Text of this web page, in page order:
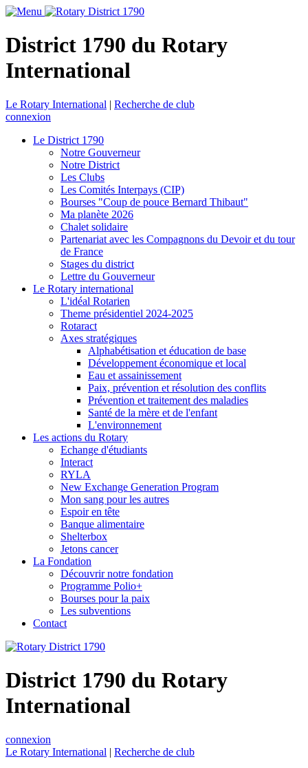
District 1790 du Rotary
International
Le Rotary International | Recherche de club
connexion
Le District 1790
Notre Gouverneur
Notre District
Les Clubs
Les Comités Interpays (CIP)
Bourses "Coup de pouce Bernard Thibaut"
Ma planète 2026
Chalet solidaire
Partenariat avec les Compagnons du Devoir et du tour
de France
Stages du district
Lettre du Gouverneur
Le Rotary international
L'idéal Rotarien
Theme présidentiel 2024-2025
Rotaract
Axes stratégiques
Alphabétisation et éducation de base
Développement économique et local
Eau et assainissement
Paix, prévention et résolution des conflits
Prévention et traitement des maladies
Santé de la mère et de l'enfant
L'environnement
Les actions du Rotary
Echange d'étudiants
Interact
RYLA
New Exchange Generation Program
Mon sang pour les autres
Espoir en tête
Banque alimentaire
Shelterbox
Jetons cancer
La Fondation
Découvrir notre fondation
Programme Polio+
Bourses pour la paix
Les subventions
Contact
District 1790 du Rotary
International
connexion
Le Rotary International | Recherche de club